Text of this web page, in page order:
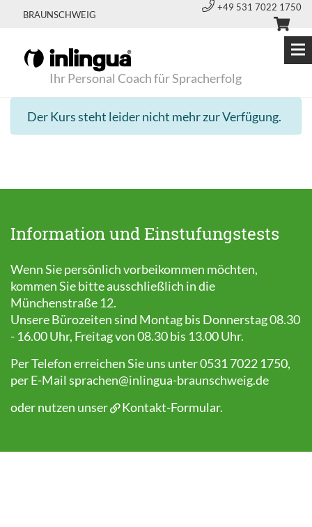
BRAUNSCHWEIG
+49 531 7022 1750
Ihr Personal Coach für Spracherfolg
Der Kurs steht leider nicht mehr zur Verfügung.
Information und Einstufungstests
Wenn Sie persönlich vorbeikommen möchten,
kommen Sie bitte ausschließlich in die
Münchenstraße 12.
Unsere Bürozeiten sind Montag bis Donnerstag 08.30
- 16.00 Uhr, Freitag von 08.30 bis 13.00 Uhr.
Per Telefon erreichen Sie uns unter 0531 7022 1750,
per E-Mail sprachen@inlingua-braunschweig.de
oder nutzen unser
Kontakt-Formular.